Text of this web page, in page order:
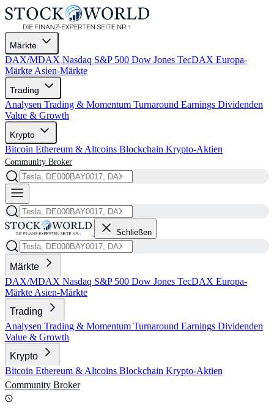
Märkte
DAX/MDAX Nasdaq S&P 500 Dow Jones TecDAX Europa-
Märkte Asien-Märkte
Trading
Analysen Trading & Momentum Turnaround Earnings Dividenden
Value & Growth
Krypto
Bitcoin Ethereum & Altcoins Blockchain Krypto-Aktien
Community Broker
Schließen
Märkte
DAX/MDAX Nasdaq S&P 500 Dow Jones TecDAX Europa-
Märkte Asien-Märkte
Trading
Analysen Trading & Momentum Turnaround Earnings Dividenden
Value & Growth
Krypto
Bitcoin Ethereum & Altcoins Blockchain Krypto-Aktien
Community Broker